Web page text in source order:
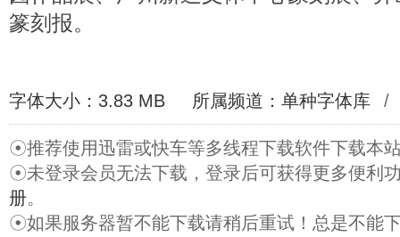
篆刻报。
字体大小：3.83 MB 所属频道： 单种字体库 /
☉推荐使用迅雷或快车等多线程下载软件下载本
☉未登录会员无法下载，登录后可获得更多便利
册。
☉如果服务器暂不能下载请稍后重试！总是不能